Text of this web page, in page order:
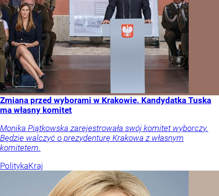
Zmiana przed wyborami w Krakowie. Kandydatka Tuska
ma własny komitet
Monika Piątkowska zarejestrowała swój komitet wyborczy.
Będzie walczyć o prezydenturę Krakowa z własnym
komitetem.
PolitykaKraj